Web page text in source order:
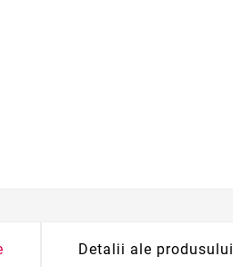
Detalii ale produsului